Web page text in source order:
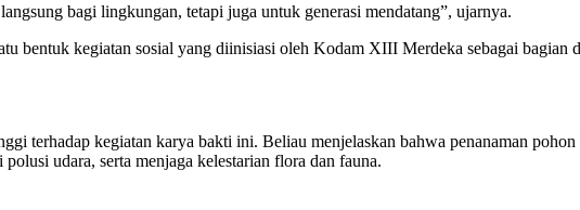
bagi lingkungan, tetapi juga untuk generasi mendatang”, ujarnya.
bentuk kegiatan sosial yang diinisiasi oleh Kodam XIII Merdeka sebagai
terhadap kegiatan karya bakti ini. Beliau menjelaskan bahwa penanaman
udara, serta menjaga kelestarian flora dan fauna.